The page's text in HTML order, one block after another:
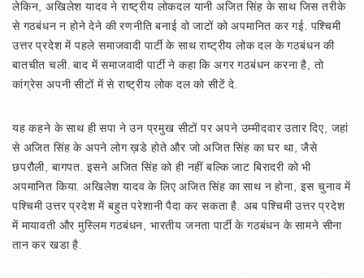
लेकिन, अखिलेश यादव ने राष्ट्रीय लोकदल यानी अजित सिंह के साथ जिस तरीके
से गठबंधन न होने देने की रणनीति बनाई वो जाटों को अपमानित कर गई. पश्चिमी
उत्तर प्रदेश में पहले समाजवादी पार्टी के साथ राष्ट्रीय लोक दल के गठबंधन की
बातचीत चली. बाद में समाजवादी पार्टी ने कहा कि अगर गठबंधन करना है, तो
कांग्रेस अपनी सीटों में से राष्ट्रीय लोक दल को सीटें दे.
यह कहने के साथ ही सपा ने उन प्रमुख सीटों पर अपने उम्मीदवार उतार दिए, जहां
से अजित सिंह के अपने लोग ख़डे होते और जो अजित सिंह का घर था, जैसे
छपरौली, बागपत. इसने अजित सिंह को ही नहीं बल्कि जाट बिरादरी को भी
अपमानित किया. अखिलेश यादव के लिए अजित सिंह का साथ न होना, इस चुनाव में
पश्चिमी उत्तर प्रदेश में बहुत परेशानी पैदा कर सकता है. अब पश्चिमी उत्तर प्रदेश
में मायावती और मुस्लिम गठबंधन, भारतीय जनता पार्टी के गठबंधन के सामने सीना
तान कर खडा है.